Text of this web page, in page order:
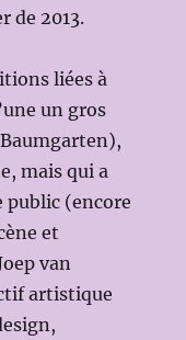
de 2013.
liées à
un gros
mais qui a
public (encore
et
van
artistique